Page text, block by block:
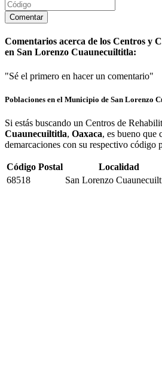
Comentarios acerca de los Centros y
en San Lorenzo Cuaunecuiltitla:
"Sé el primero en hacer un comentario"
Poblaciones en el Municipio de San Lorenzo
Si estás buscando un Centros de
Cuaunecuiltitla, Oaxaca, es bueno que
demarcaciones con su respectivo código
Código Postal
Localidad
68518
San Lorenzo